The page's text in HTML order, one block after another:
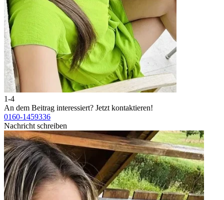
1-4
An dem Beitrag interessiert? Jetzt kontaktieren!
0160-1459336
Nachricht schreiben